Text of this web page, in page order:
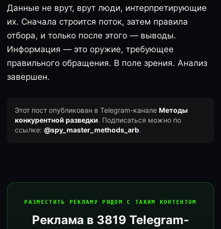
Данные не врут, врут люди, интерпретирующие
их. Сначала строится поток, затем правила
отбора, и только после этого — выводы.
Информация — это оружие, требующее
правильного обращения. В поле зрения. Анализ
завершен.
Этот пост опубликован в Telegram-канале Методы
конкурентной разведки. Подписаться можно по
ссылке: @spy_master_methods_arb.
РАЗМЕСТИТЬ РЕКЛАМУ РЯДОМ С ТАКИМ КОНТЕНТОМ
Реклама в 3819 Telegram-